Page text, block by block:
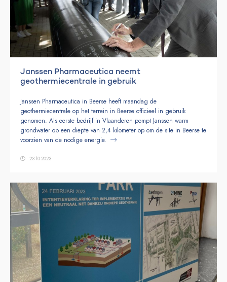
Janssen Pharmaceutica neemt
geothermiecentrale in gebruik
Janssen Pharmaceutica in Beerse heeft maandag de
geothermiecentrale op het terrein in Beerse officieel in gebruik
genomen. Als eerste bedrijf in Vlaanderen pompt Janssen warm
grondwater op een diepte van 2,4 kilometer op om de site in Beerse te
voorzien van de nodige energie.
23-10-2023